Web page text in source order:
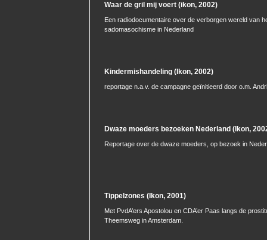
Waar de gril mij voert (ikon, 2002)
Een radiodocumentaire over de verborgen wereld van
sadomasochisme in Nederland
Kindermishandeling (Ikon, 2002)
reportage n.a.v. de campagne geïnitieerd door o.m.
Dwaze moeders bezoeken Nederland (Ikon,
Reportage over de dwaze moeders, op bezoek in
Tippelzones (Ikon, 2001)
Met PvdA’ers Apostolou en CDA’er Paas langs de
Theemsweg in Amsterdam.